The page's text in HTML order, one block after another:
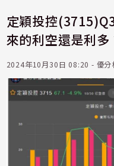
定穎投控
來的利空還是利多
2024年10月30日 08:20 - 優分